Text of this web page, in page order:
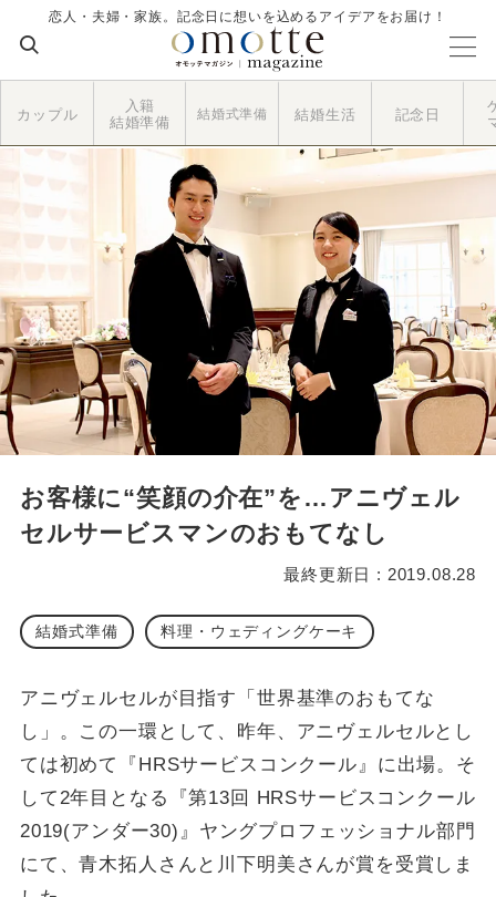
恋人・夫婦・家族。記念日に想いを込めるアイデアをお届け！
カップル
入籍
結婚準備
結婚式準備 結婚生活 記念日
お客様に“笑顔の介在”を…アニヴェル
セルサービスマンのおもてなし
最終更新日 : 2019.08.28
結婚式準備 料理・ウェディングケーキ
アニヴェルセルが目指す「世界基準のおもてな
し」。この一環として、昨年、アニヴェルセルとし
ては初めて『HRSサービスコンクール』に出場。そ
して2年目となる『第13回 HRSサービスコンクール
2019(アンダー30)』ヤングプロフェッショナル部門
にて、青木拓人さんと川下明美さんが賞を受賞しま